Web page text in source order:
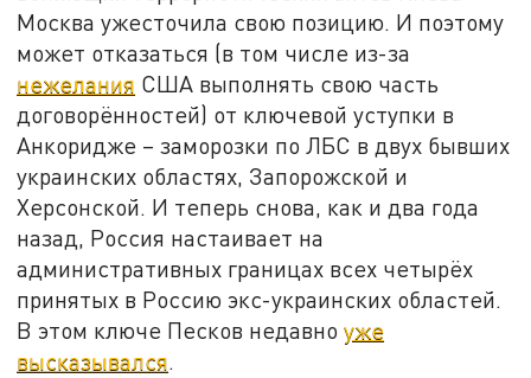
Москва ужесточила свою позицию. И поэтому
может отказаться (в том числе из-за
нежелания США выполнять свою часть
договорённостей) от ключевой уступки в
Анкоридже – заморозки по ЛБС в двух бывших
украинских областях, Запорожской и
Херсонской. И теперь снова, как и два года
назад, Россия настаивает на
административных границах всех четырёх
принятых в Россию экс-украинских областей.
В этом ключе Песков недавноуже
высказывался.